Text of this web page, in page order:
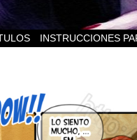
INSTRUCCIONES